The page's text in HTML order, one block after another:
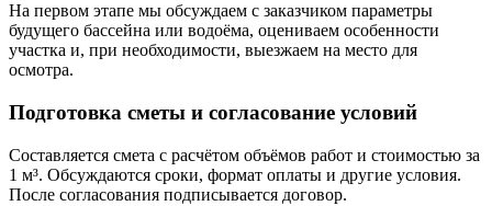
На первом этапе мы обсуждаем с заказчиком параметры
будущего бассейна или водоёма, оцениваем особенности
участка и, при необходимости, выезжаем на место для
осмотра.
Подготовка сметы и согласование условий
Составляется смета с расчётом объёмов работ и стоимостью за
1 м³. Обсуждаются сроки, формат оплаты и другие условия.
После согласования подписывается договор.